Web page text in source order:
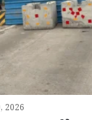
2026